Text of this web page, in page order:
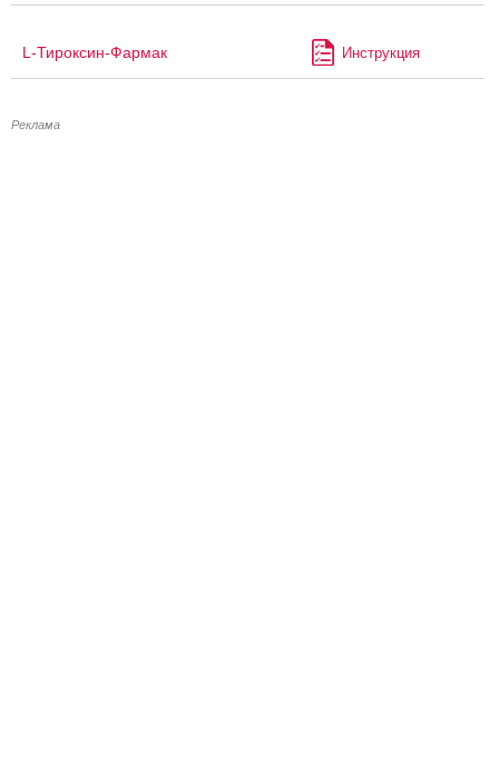
L-Тироксин-Фармак Инструкция
Реклама